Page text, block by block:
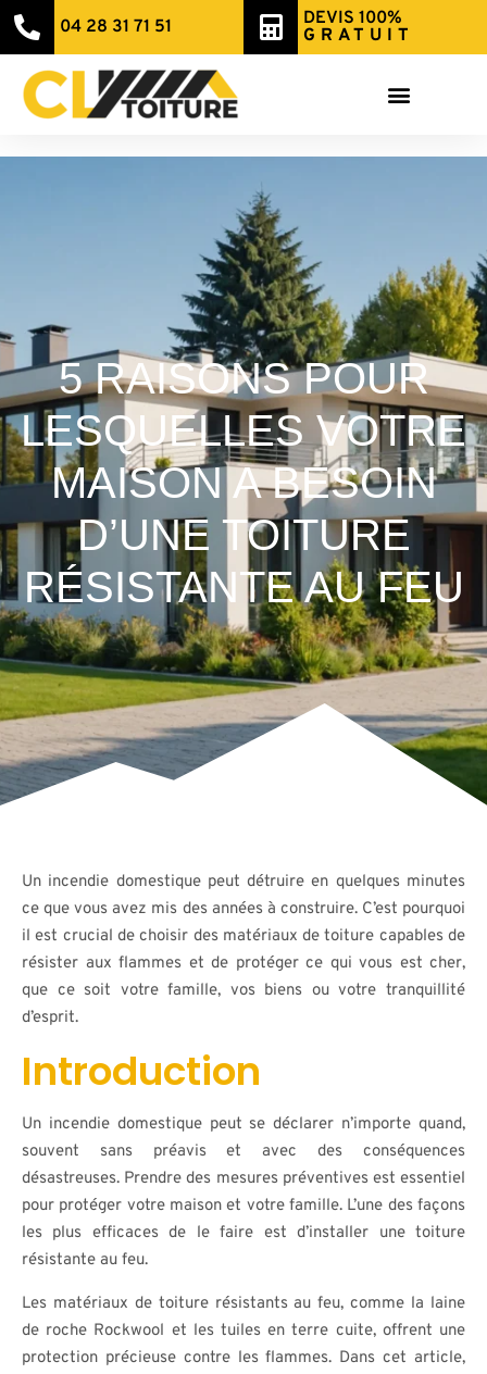
5 RAISONS POUR
LESQUELLES VOTRE
MAISON A BESOIN
D’UNE TOITURE
RÉSISTANTE AU FEU
Un incendie domestique peut détruire en quelques minutes
ce que vous avez mis des années à construire. C’est pourquoi
il est crucial de choisir des matériaux de toiture capables de
résister aux flammes et de protéger ce qui vous est cher,
que ce soit votre famille, vos biens ou votre tranquillité
d’esprit.
Introduction
Un incendie domestique peut se déclarer n’importe quand,
souvent sans préavis et avec des conséquences
désastreuses. Prendre des mesures préventives est essentiel
pour protéger votre maison et votre famille. L’une des façons
les plus efficaces de le faire est d’installer une toiture
résistante au feu.
Les matériaux de toiture résistants au feu, comme la laine
de roche Rockwool et les tuiles en terre cuite, offrent une
protection précieuse contre les flammes. Dans cet article,
04 28 31 71 51
DEVIS 100%
GRATUIT